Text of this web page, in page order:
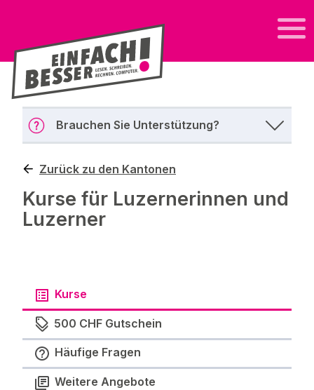
Brauchen Sie Unterstützung?
Zurück zu den Kantonen
Kurse für Luzernerinnen und
Luzerner
Kurse
500 CHF Gutschein
Häufige Fragen
Weitere Angebote